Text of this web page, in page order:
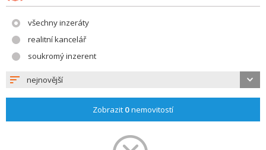
všechny inzeráty
realitní kancelář
soukromý inzerent
nejnovější
Zobrazit 0nemovitostí